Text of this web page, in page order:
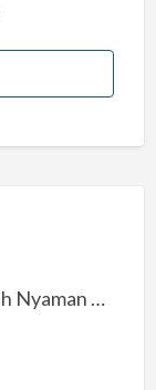
Kosan Wanita Murah Nyaman di Jakarta Selatan